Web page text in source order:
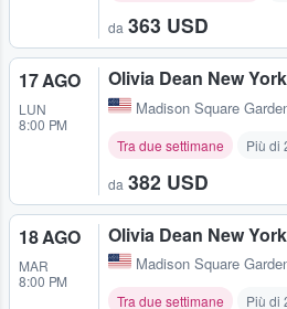
da 363 USD
17 AGO
LUN
8:00 PM
Olivia Dean New York
Madison Square
Tra due settimane Più di
da 382 USD
18 AGO
MAR
8:00 PM
Olivia Dean New York
Madison Square
Tra due settimane Più di